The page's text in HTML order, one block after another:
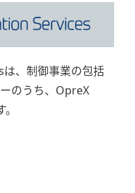
、制御事業の包括
のうち、OpreX